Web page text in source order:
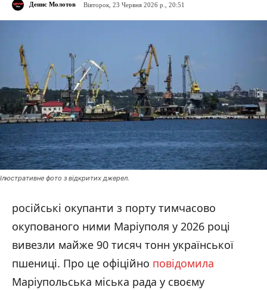
Денис Молотов Вівторок, 23 Червня 2026 р., 20:51
Ілюстративне фото з відкритих джерел.
російські окупанти з порту тимчасово
окупованого ними Маріуполя у 2026 році
вивезли майже 90 тисяч тонн української
пшениці. Про це офіційно повідомила
Маріупольська міська рада у своєму